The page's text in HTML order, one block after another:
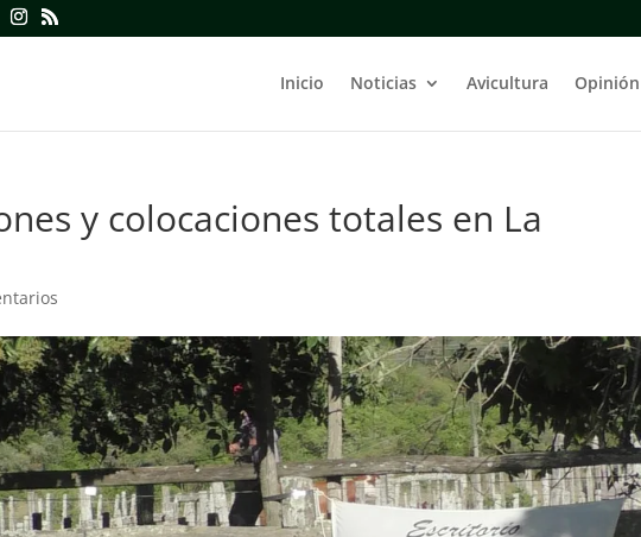
Inicio Noticias Avicultura Opinión
y colocaciones totales en La